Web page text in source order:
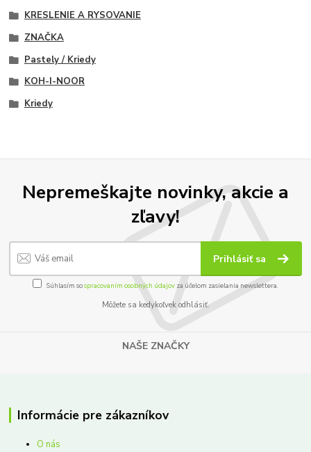
KRESLENIE A RYSOVANIE
ZNAČKA
Pastely / Kriedy
KOH-I-NOOR
Kriedy
Nepremeškajte novinky, akcie a
zľavy!
Prihlásiť sa
Súhlasím sospracovaním osobných údajov za účelom zasielania newslettera.
Môžete sa kedykoľvek odhlásiť.
NAŠE ZNAČKY
Informácie pre zákazníkov
O nás